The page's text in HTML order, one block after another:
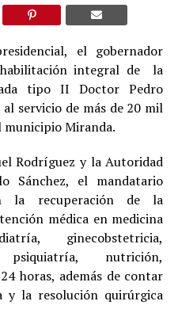
el gobernador
integral de la
tipo II Doctor Pedro
servicio de más de 20 mil
municipio Miranda.
Rodríguez y la Autoridad
Sánchez, el mandatario
la recuperación de la
médica en medicina
ginecobstetricia,
nutrición,
horas, además de contar
y la resolución quirúrgica